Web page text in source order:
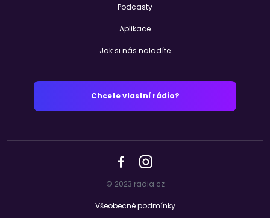
Podcasty
Aplikace
Jak si nás naladíte
Chcete vlastní rádio?
© 2023 radia.cz
Všeobecné podmínky